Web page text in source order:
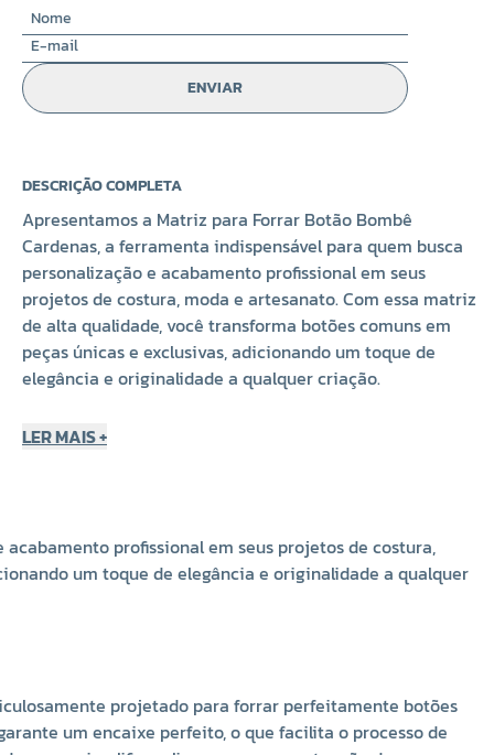
ENVIAR
DESCRIÇÃO COMPLETA
Apresentamos a Matriz para Forrar Botão Bombê
Cardenas, a ferramenta indispensável para quem busca
personalização e acabamento profissional em seus
projetos de costura, moda e artesanato. Com essa matriz
de alta qualidade, você transforma botões comuns em
peças únicas e exclusivas, adicionando um toque de
elegância e originalidade a qualquer criação.
Qualidade e Precisão para Resultados Impecáveis
foi meticulosamente projetado para forrar
perfeitamente botões bombê de 40 mm, assegurando
um resultado impecável, sem rugas ou imperfeições. A
desmontável em quatro partes: Anel, Cabeça, Base e
Fundo, o que simplifica a limpeza e a manutenção do
equipamento, prolongando sua vida útil.
LER MAIS +
profissional em seus projetos de costura,
um toque de elegância e originalidade a qualquer
projetado para forrar perfeitamente botões
um encaixe perfeito, o que facilita o processo de